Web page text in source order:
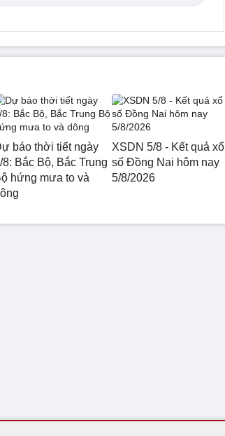
báo thời tiết ngày
8: Bắc Bộ, Bắc Trung
hứng mưa to và
XSDN 5/8 - Kết quả xổ
số Đồng Nai hôm nay
5/8/2026